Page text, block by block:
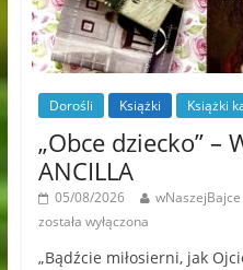
Dorośli Książki Książki
„Obce dziecko” –
ANCILLA
05/08/2026 wNaszejBajce
została wyłączona
„Bądźcie miłosierni, jak